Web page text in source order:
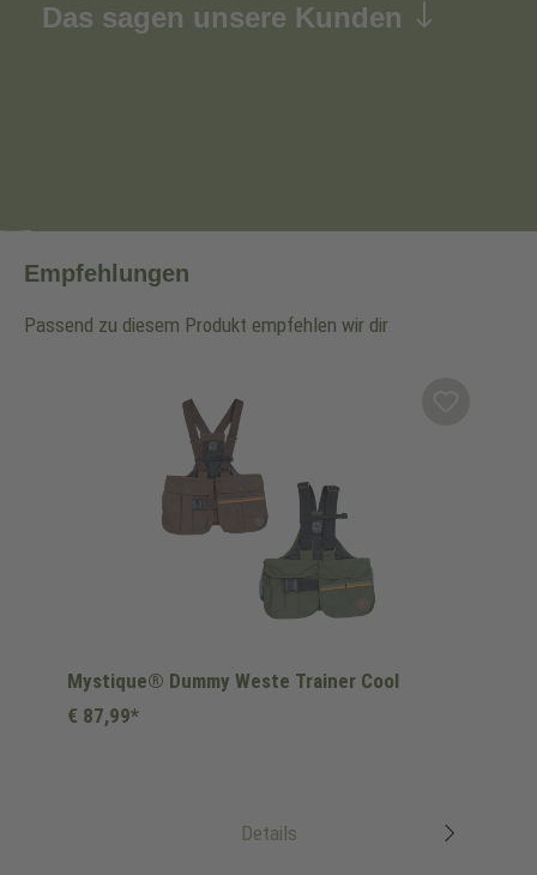
Das sagen unsere Kunden
Empfehlungen
Passend zu diesem Produkt empfehlen wir dir
Mystique® Dummy Weste Trainer Cool
€ 87,99*
Details